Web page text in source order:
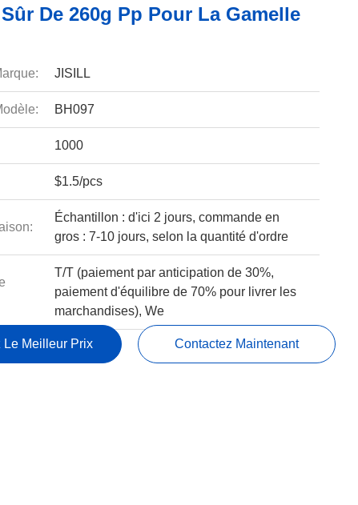
De 260g Pp Pour La Gamelle
JISILL
BH097
1000
$1.5/pcs
Échantillon : d'ici 2 jours, commande en
gros : 7-10 jours, selon la quantité d'ordre
T/T (paiement par anticipation de 30%,
paiement d'équilibre de 70% pour livrer les
marchandises), We
Le Meilleur Prix Contactez Maintenant